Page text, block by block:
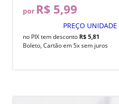
por R$ 5,99
PREÇO UNIDADE
no PIX tem desconto R$ 5,81
Boleto, Cartão em 5x sem juros